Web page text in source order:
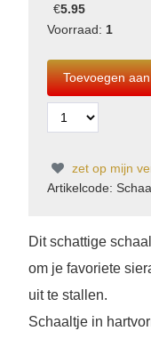
€5.95
Voorraad: 1
zet op mijn
Artikelcode:
Dit schattige
om je favoriete
uit te stallen.
Schaaltje in